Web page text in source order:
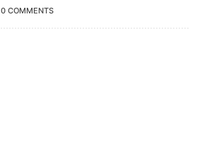
0 COMMENTS